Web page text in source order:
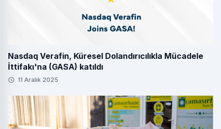
Nasdaq Verafin, Küresel Dolandırıcılıkla Mücadele
İttifakı'na (GASA) katıldı
11 Aralık 2025